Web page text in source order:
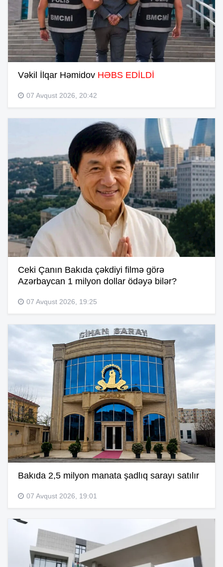
Vəkil İlqar Həmidov HƏBS EDİLDİ
07 Avqust 2026, 20:42
Ceki Çanın Bakıda çəkdiyi filmə görə
Azərbaycan 1 milyon dollar ödəyə bilər?
07 Avqust 2026, 19:25
Bakıda 2,5 milyon manata şadlıq sarayı satılır
07 Avqust 2026, 19:01